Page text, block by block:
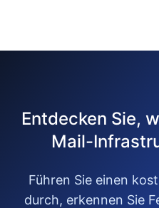
Entdecken Sie,
Mail-
Führen Sie einen
durch, erkennen Sie